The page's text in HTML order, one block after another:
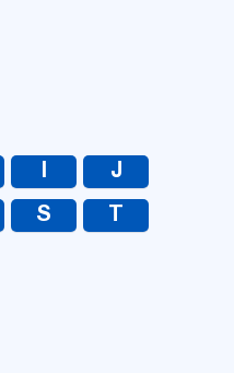
J
S